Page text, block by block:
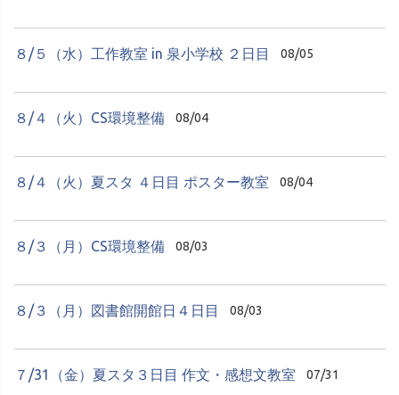
８/５（水）工作教室 in 泉小学校 ２日目 08/05
８/４（火）CS環境整備 08/04
８/４（火）夏スタ ４日目 ポスター教室 08/04
８/３（月）CS環境整備 08/03
８/３（月）図書館開館日４日目 08/03
７/31（金）夏スタ３日目 作文・感想文教室 07/31